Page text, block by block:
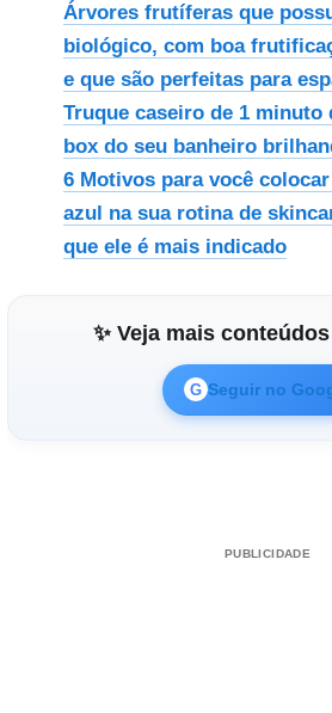
Árvores frutíferas que
biológico, com boa
e que são perfeitas para
Truque caseiro de 1 minuto
box do seu banheiro
6 Motivos para você
azul na sua rotina de
que ele é mais indicado
✨ Veja mais
G Seguir no
PUBLICIDADE